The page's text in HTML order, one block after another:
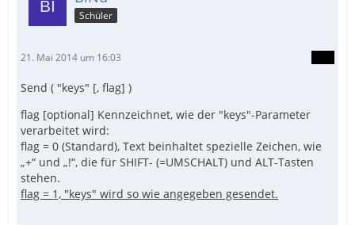
Schüler
21. Mai 2014 um 16:03
Send ( "keys" [, flag] )
flag [optional] Kennzeichnet, wie der "keys"-Parameter
verarbeitet wird:
flag = 0 (Standard), Text beinhaltet spezielle Zeichen, wie
„+“ und „!“, die für SHIFT- (=UMSCHALT) und ALT-Tasten
stehen.
flag = 1, "keys" wird so wie angegeben gesendet.